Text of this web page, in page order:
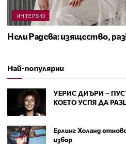
ИНТЕРВЮ
Нели Радева: изящество,
Най-популярни
УЕРИС ДИЪРИ –
КОЕТО УСПЯ ДА
Ерлинг Холанд
избор